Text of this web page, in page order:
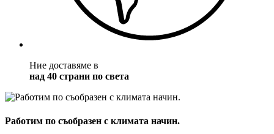
Ние доставяме в
над 40 страни по света
Работим по съобразен с климата начин.